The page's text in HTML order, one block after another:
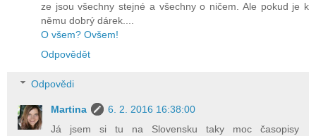
ze jsou všechny stejné a všechny o ničem. Ale pokud je k
němu dobrý dárek....
O všem? Ovšem!
Odpovědět
Odpovědi
Martina
6. 2. 2016 16:38:00
Já jsem si tu na Slovensku taky moc časopisy